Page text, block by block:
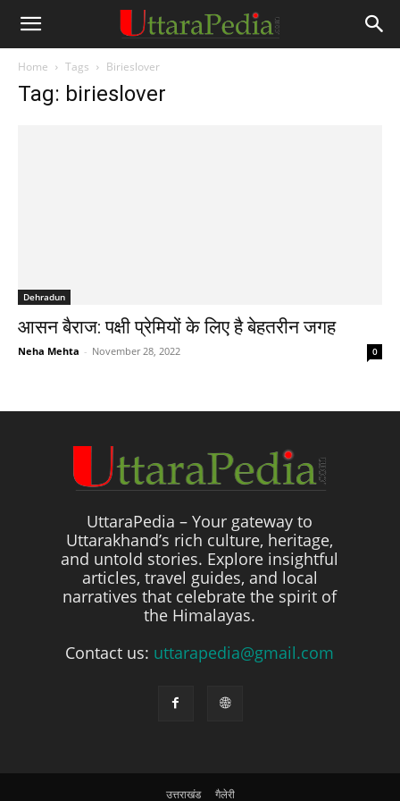
Home Tags Birieslover
Tag: birieslover
Dehradun
आसन बैराज: पक्षी प्रेमियों के लिए है बेहतरीन जगह
Neha Mehta - November 28, 2022 0
UttaraPedia – Your gateway to
Uttarakhand’s rich culture, heritage,
and untold stories. Explore insightful
articles, travel guides, and local
narratives that celebrate the spirit of
the Himalayas.
Contact us: uttarapedia@gmail.com
उत्तराखंड गैलेरी